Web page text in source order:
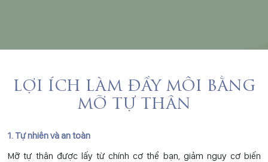
LỢI ÍCH LÀM ĐẦY MÔI BẰNG
MỠ TỰ THÂN
1. Tự nhiên và an toàn
Mỡ tự thân được lấy từ chính cơ thể bạn, giảm nguy cơ biến